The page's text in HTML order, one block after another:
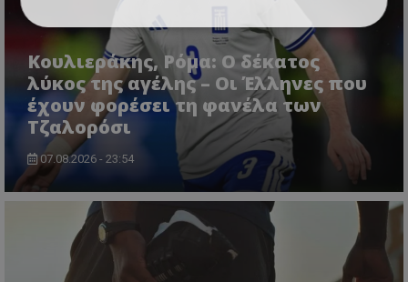
Κουλιεράκης, Ρόμα: Ο δέκατος
λύκος της αγέλης – Οι Έλληνες που
έχουν φορέσει τη φανέλα των
Τζαλορόσι
07.08.2026 - 23:54